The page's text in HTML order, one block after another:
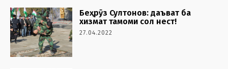
Беҳрӯз Султонов: даъват ба
хизмат тамоми сол нест!
27.04.2022